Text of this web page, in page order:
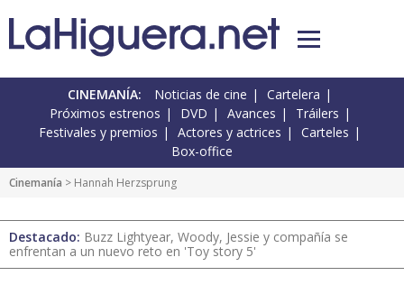
CINEMANÍA: Noticias de cine
Cartelera
Próximos estrenos
DVD Avances
Tráilers
Festivales y premios
Actores y actrices
Carteles
Box-office
Cinemanía > Hannah Herzsprung
Destacado: Buzz Lightyear, Woody, Jessie y compañía se
enfrentan a un nuevo reto en 'Toy story 5'